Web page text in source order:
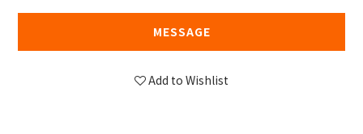
MESSAGE
Add to Wishlist